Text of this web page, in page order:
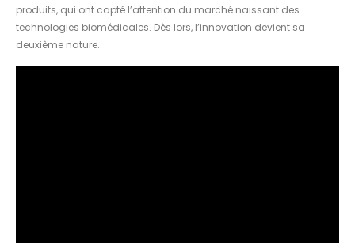
produits, qui ont capté l’attention du marché naissant des
technologies biomédicales. Dès lors, l’innovation devient sa
deuxième nature.